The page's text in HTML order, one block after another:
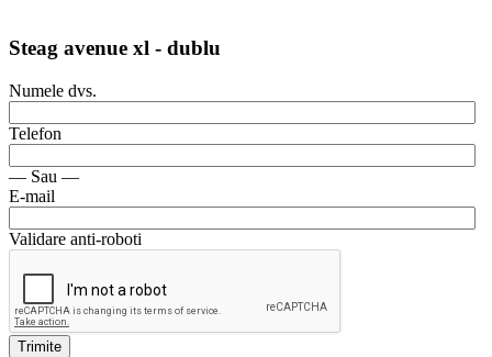
Steag avenue xl - dublu
Numele dvs.
Telefon
— Sau —
E-mail
Validare anti-roboti
Trimite